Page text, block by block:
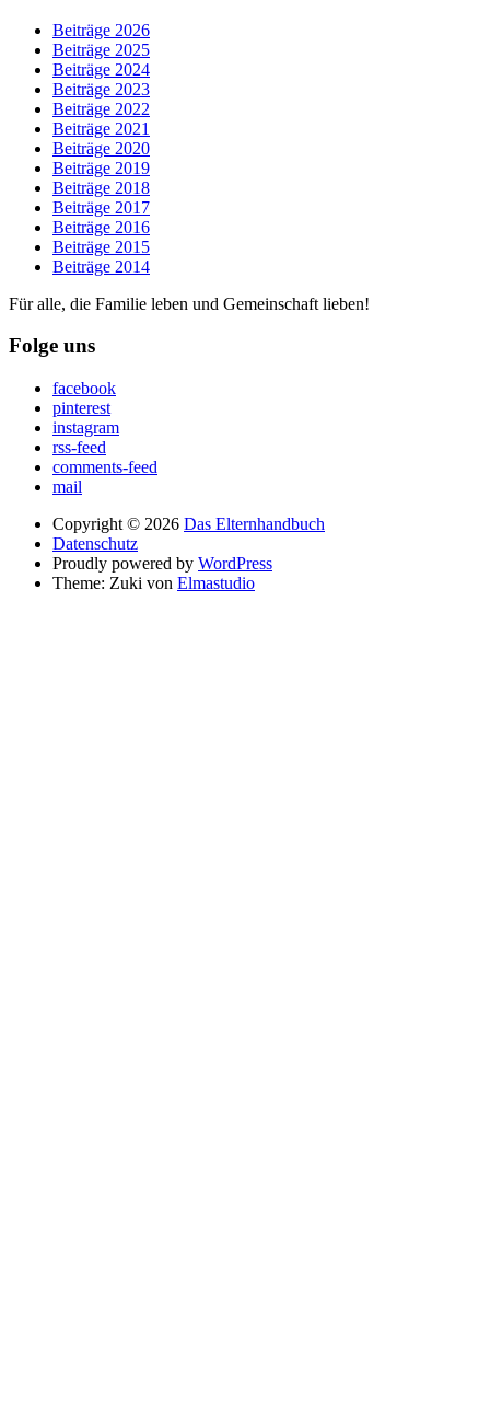
Beiträge 2026
Beiträge 2025
Beiträge 2024
Beiträge 2023
Beiträge 2022
Beiträge 2021
Beiträge 2020
Beiträge 2019
Beiträge 2018
Beiträge 2017
Beiträge 2016
Beiträge 2015
Beiträge 2014
Für alle, die Familie leben und Gemeinschaft lieben!
Folge uns
facebook
pinterest
instagram
rss-feed
comments-feed
mail
Copyright © 2026 Das Elternhandbuch
Datenschutz
Proudly powered by WordPress
Theme: Zuki von Elmastudio